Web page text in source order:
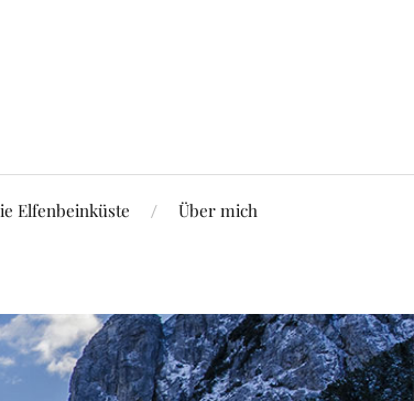
Elfenbeinküste Über mich